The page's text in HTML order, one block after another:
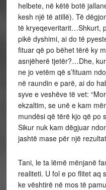
helbete, në këtë botë
kesh një të atillë). Të
të kryeqeveritarit…Shkurt,
pikë dyshimi, ai do të
fituar që po bëhet tërë ky
asnjëherë tjetër?…Dhe,
ne jo vetëm që s’fituam
në raundin e parë, ai do
syve e veshëve të vet:
ekzaltim, se unë e kam
mundësi që tërë kjo që
Sikur nuk kam dëgjuar
jashtë mase për një
Tani, le ta lëmë mënjanë
realiteti. U fol e po flitet aq
ke vështirë në mos të